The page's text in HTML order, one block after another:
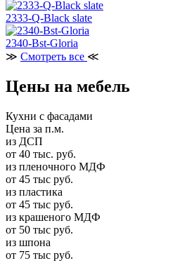
2333-Q-Black slate
2340-Bst-Gloria
≫ Смотреть все ≪
Цены на мебель
Кухни с фасадами
Цена за п.м.
из ДСП
от 40 тыс. руб.
из пленочного МДФ
от 45 тыс руб.
из пластика
от 45 тыс руб.
из крашеного МДФ
от 50 тыс руб.
из шпона
от 75 тыс руб.